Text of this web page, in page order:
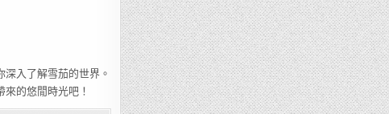
入了解雪茄的世界。
的悠閒時光吧！